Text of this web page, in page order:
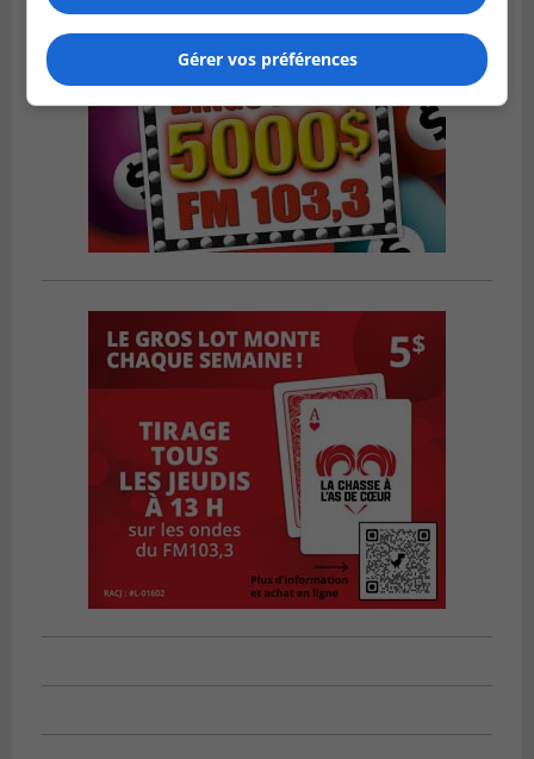
Gérer vos préférences